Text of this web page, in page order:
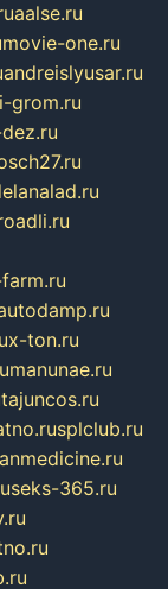
aalse.ru
movie-one.ru
andreislyusar.ru
grom.ru
x-ton.ru
manunae.ru
tajuncos.ru
splclub.ru
seks-365.ru